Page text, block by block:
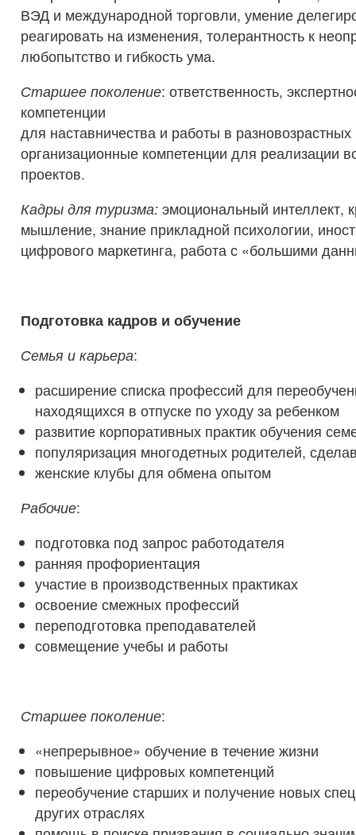
ВЭД и международной торговли, умение
реагировать на изменения, толерантность к
любопытство и гибкость ума.
Старшее поколение: ответственность,
компетенции
для наставничества и работы в разновозрастных
организационные компетенции для реализации
проектов.
Кадры для туризма: эмоциональный интеллект,
мышление, знание прикладной психологии,
цифрового маркетинга, работа с «большими
Подготовка кадров и обучение
Семья и карьера:
расширение списка профессий для
находящихся в отпуске по уходу за ребенком
развитие корпоративных практик обучения
популяризация многодетных родителей,
женские клубы для обмена опытом
Рабочие:
подготовка под запрос работодателя
ранняя профориентация
участие в производственных практиках
освоение смежных профессий
переподготовка преподавателей
совмещение учебы и работы
Старшее поколение:
«непрерывное» обучение в течение жизни
повышение цифровых компетенций
переобучение старших и получение новых
других отраслях